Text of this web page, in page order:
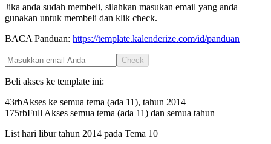
Jika anda sudah membeli, silahkan masukan email yang anda
gunakan untuk membeli dan klik check.
BACA Panduan: https://template.kalenderize.com/id/panduan
Check
Beli akses ke template ini:
43rbAkses ke semua tema (ada 11), tahun 2014
175rbFull Akses semua tema (ada 11) dan semua tahun
List hari libur tahun 2014 pada Tema 10